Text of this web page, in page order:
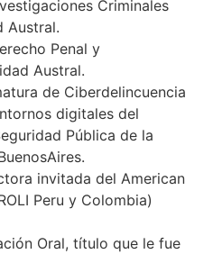
Criminales
Austral.
Penal y
Austral.
de Ciberdelincuencia
digitales del
Pública de la
invitada del American
Peru y Colombia)
Oral, título que le fue